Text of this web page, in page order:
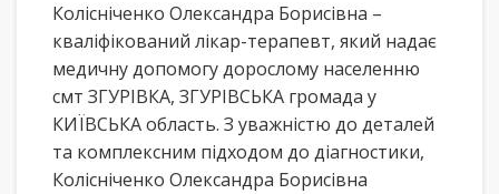
Колісніченко Олександра Борисівна –
кваліфікований лікар-терапевт, який надає
медичну допомогу дорослому населенню
смт ЗГУРІВКА, ЗГУРІВСЬКА громада у
КИЇВСЬКА область. З уважністю до деталей
та комплексним підходом до діагностики,
Колісніченко Олександра Борисівна